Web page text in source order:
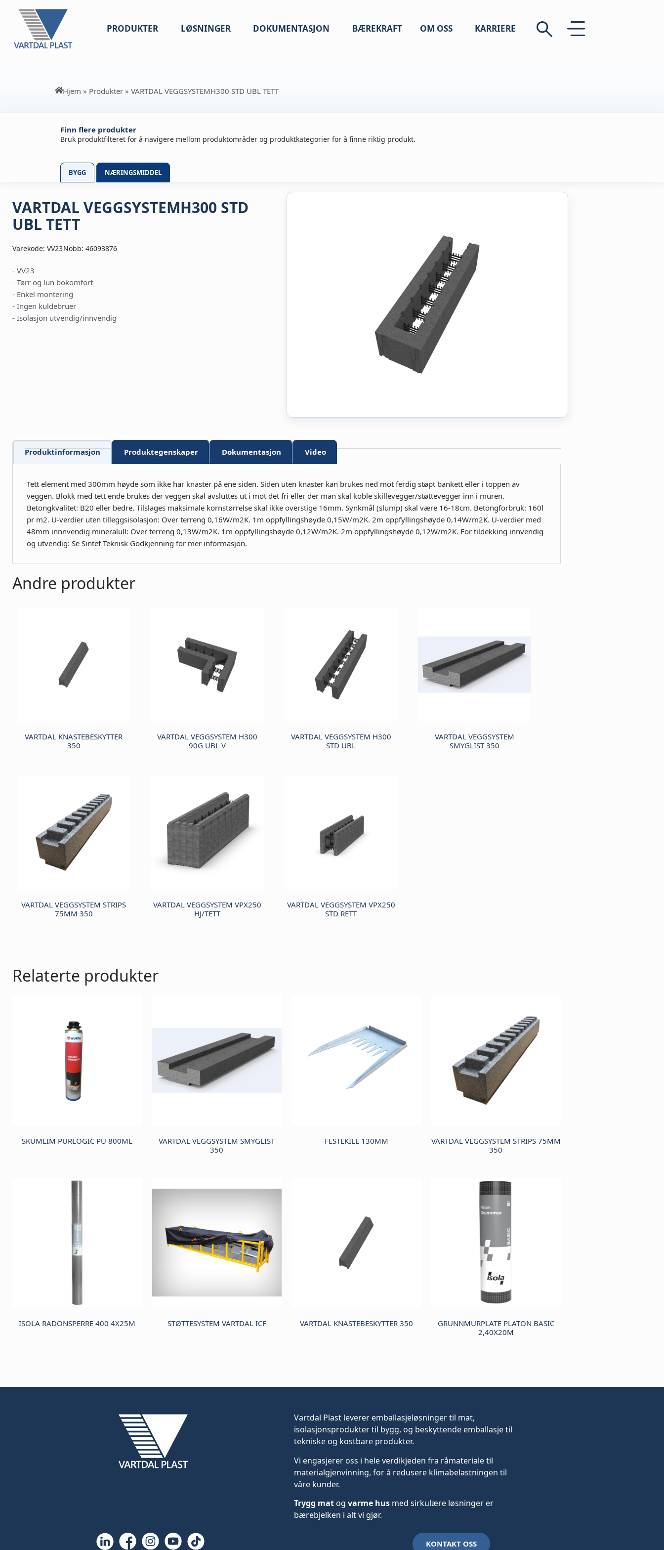
PRODUKTER LØSNINGER DOKUMENTASJON BÆREKRAFT OM OSS KARRIERE
Hjem » Produkter » VARTDAL VEGGSYSTEMH300 STD UBL TETT
Finn flere produkter
Bruk produktfilteret for å navigere mellom produktområder og produktkategorier for å finne riktig produkt.
BYGG NÆRINGSMIDDEL
VARTDAL VEGGSYSTEMH300 STD
UBL TETT
Varekode: VV23Nobb: 46093876
- VV23
- Tørr og lun bokomfort
- Enkel montering
- Ingen kuldebruer
- Isolasjon utvendig/innvendig
Produktinformasjon Produktegenskaper Dokumentasjon Video
Tett element med 300mm høyde som ikke har knaster på ene siden. Siden uten knaster kan brukes ned mot ferdig støpt bankett eller i toppen av
veggen. Blokk med tett ende brukes der veggen skal avsluttes ut i mot det fri eller der man skal koble skillevegger/støttevegger inn i muren.
Betongkvalitet: B20 eller bedre. Tilslages maksimale kornstørrelse skal ikke overstige 16mm. Synkmål (slump) skal være 16-18cm. Betongforbruk: 160l
pr m2. U-verdier uten tilleggsisolasjon: Over terreng 0,16W/m2K. 1m oppfyllingshøyde 0,15W/m2K. 2m oppfyllingshøyde 0,14W/m2K. U-verdier med
48mm innnvendig mineralull: Over terreng 0,13W/m2K. 1m oppfyllingshøyde 0,12W/m2K. 2m oppfyllingshøyde 0,12W/m2K. For tildekking innvendig
og utvendig: Se Sintef Teknisk Godkjenning for mer informasjon.
Andre produkter
VARTDAL KNASTEBESKYTTER
350
VARTDAL VEGGSYSTEM H300
90G UBL V
VARTDAL VEGGSYSTEM H300
STD UBL
VARTDAL VEGGSYSTEM
SMYGLIST 350
VARTDAL VEGGSYSTEM STRIPS
75MM 350
VARTDAL VEGGSYSTEM VPX250
HJ/TETT
VARTDAL VEGGSYSTEM VPX250
STD RETT
Relaterte produkter
SKUMLIM PURLOGIC PU 800ML
VARTDAL VEGGSYSTEM SMYGLIST
350
FESTEKILE 130MM
VARTDAL VEGGSYSTEM STRIPS 75MM
350
ISOLA RADONSPERRE 400 4X25M STØTTESYSTEM VARTDAL ICF VARTDAL KNASTEBESKYTTER 350
GRUNNMURPLATE PLATON BASIC
2,40X20M
Vartdal Plast leverer emballasjeløsningertil mat,
isolasjonsprodukter til bygg, og beskyttende emballasje til
tekniske og kostbare produkter.
Vi engasjerer oss i hele verdikjeden fra råmateriale til
materialgjenvinning, for å redusere klimabelastningen til
våre kunder.
Trygg mat og varme hus med sirkulære løsninger er
bærebjelken i alt vi gjør.
KONTAKT OSS